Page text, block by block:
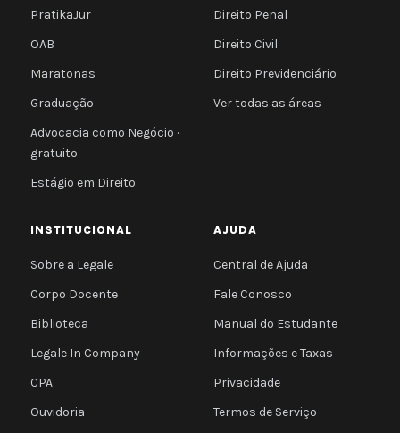
PratikaJur
OAB
Maratonas
Graduação
Advocacia como Negócio ·
gratuito
Estágio em Direito
Direito Penal
Direito Civil
Direito Previdenciário
Ver todas as áreas
INSTITUCIONAL
Sobre a Legale
Corpo Docente
Biblioteca
Legale In Company
CPA
Ouvidoria
AJUDA
Central de Ajuda
Fale Conosco
Manual do Estudante
Informações e Taxas
Privacidade
Termos de Serviço